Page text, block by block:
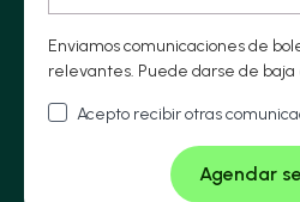
Enviamos comunicaciones de
relevantes. Puede darse de
Acepto recibir otras